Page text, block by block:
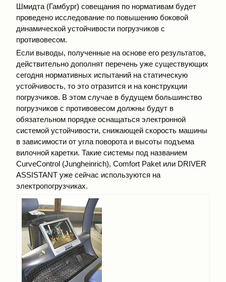
Шмидта (Гамбург) совещания по нормативам будет
проведено исследование по повышению боковой
динамической устойчивости погрузчиков с
противовесом.
Если выводы, полученные на основе его результатов,
действительно дополнят перечень уже существующих
сегодня нормативных испытаний на статическую
устойчивость, то это отразится и на конструкции
погрузчиков. В этом случае в будущем большинство
погрузчиков с противовесом должны будут в
обязательном порядке оснащаться электронной
системой устойчивости, снижающей скорость машины
в зависимости от угла поворота и высоты подъема
вилочной каретки. Такие системы под названием
СurveControl (Jungheinrich), Comfort Раkеt или DRIVER
ASSISTANT уже сейчас используются на
электропогрузчиках.